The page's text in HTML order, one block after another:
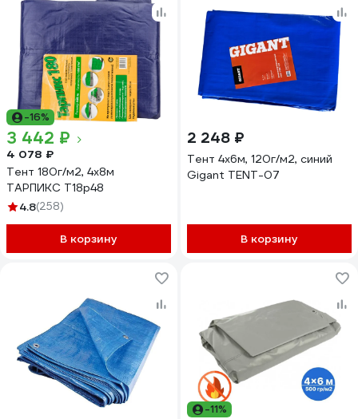
-16%
3 442 ₽
4 078 ₽
Тент 180г/м2, 4х8м
ТАРПИКС Т18р48
4.8(258)
В корзину
2 248 ₽
Тент 4х6м, 120г/м2, синий
Gigant TENT-07
В корзину
-11%